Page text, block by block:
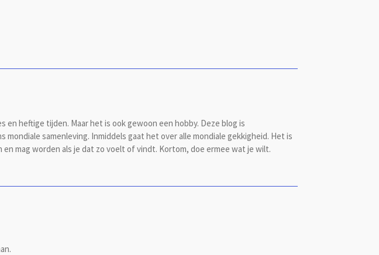
heftige tijden. Maar het is ook gewoon een hobby. Deze blog is
samenleving. Inmiddels gaat het over alle mondiale gekkigheid. Het is
mag worden als je dat zo voelt of vindt. Kortom, doe ermee wat je wilt.